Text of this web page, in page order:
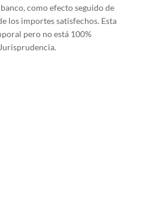
como efecto seguido de
los importes satisfechos. Esta
pero no está 100%